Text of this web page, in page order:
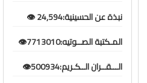
نبذة عن الحسينية:24,594 👁️
المـكتبة الصــوتيه:7713010👁️
الـــقــران الــكـريم:500934👁️